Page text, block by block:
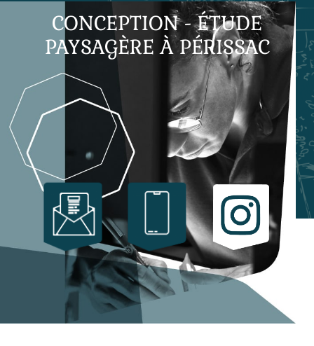
CONCEPTION - ÉTUDE
PAYSAGÈRE À PÉRISSAC